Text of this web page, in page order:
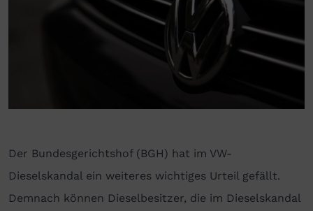
Der Bundesgerichtshof (BGH) hat im VW-
Dieselskandal ein weiteres wichtiges Urteil gefällt.
Demnach können Dieselbesitzer, die im Dieselskandal